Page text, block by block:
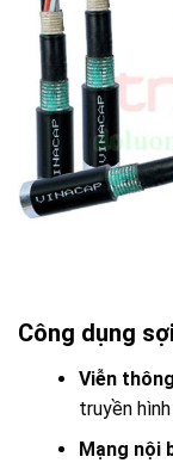
Công dụng
Viễn thông
truyền
Mạng nội